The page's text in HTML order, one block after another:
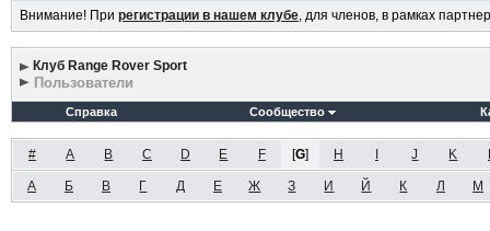
Внимание! При регистрации в нашем клубе, для членов, в рамках
Клуб Range Rover Sport
Пользователи
Справка Сообщество
# A B C D E F [G] H J K
А Б В Г Д Е Ж З И Й К Л М